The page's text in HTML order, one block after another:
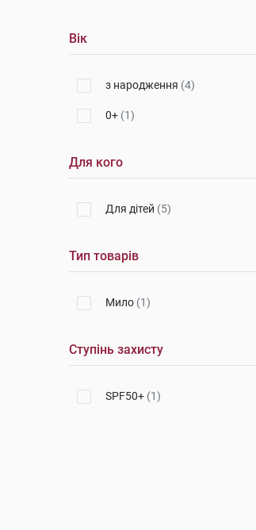
Вік
з народження (4)
0+ (1)
Для кого
Для дітей (5)
Тип товарів
Мило (1)
Ступінь захисту
SPF50+ (1)